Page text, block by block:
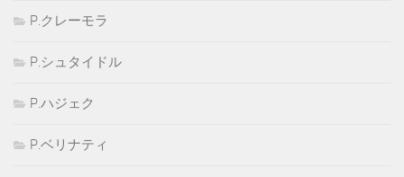
P.クレーモラ
P.シュタイドル
P.ハジェク
P.ベリナティ